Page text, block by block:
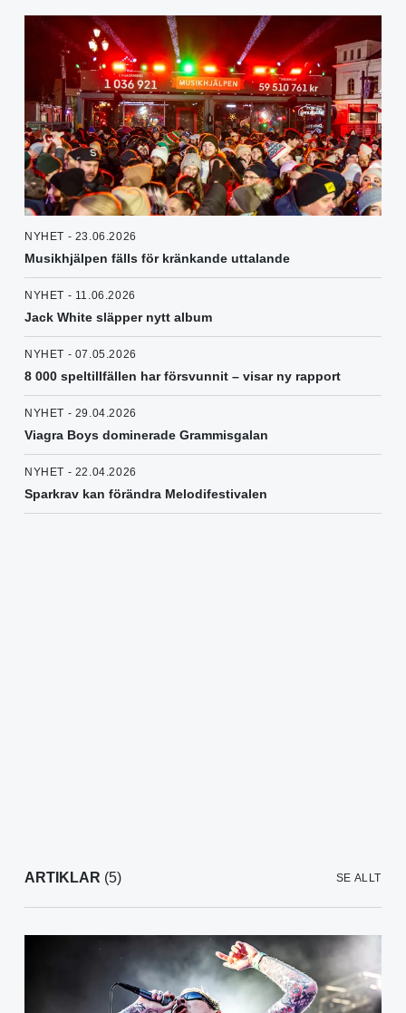
NYHET - 23.06.2026
Musikhjälpen fälls för kränkande uttalande
NYHET - 11.06.2026
Jack White släpper nytt album
NYHET - 07.05.2026
8 000 speltillfällen har försvunnit – visar ny rapport
NYHET - 29.04.2026
Viagra Boys dominerade Grammisgalan
NYHET - 22.04.2026
Sparkrav kan förändra Melodifestivalen
ARTIKLAR (5) SE ALLT